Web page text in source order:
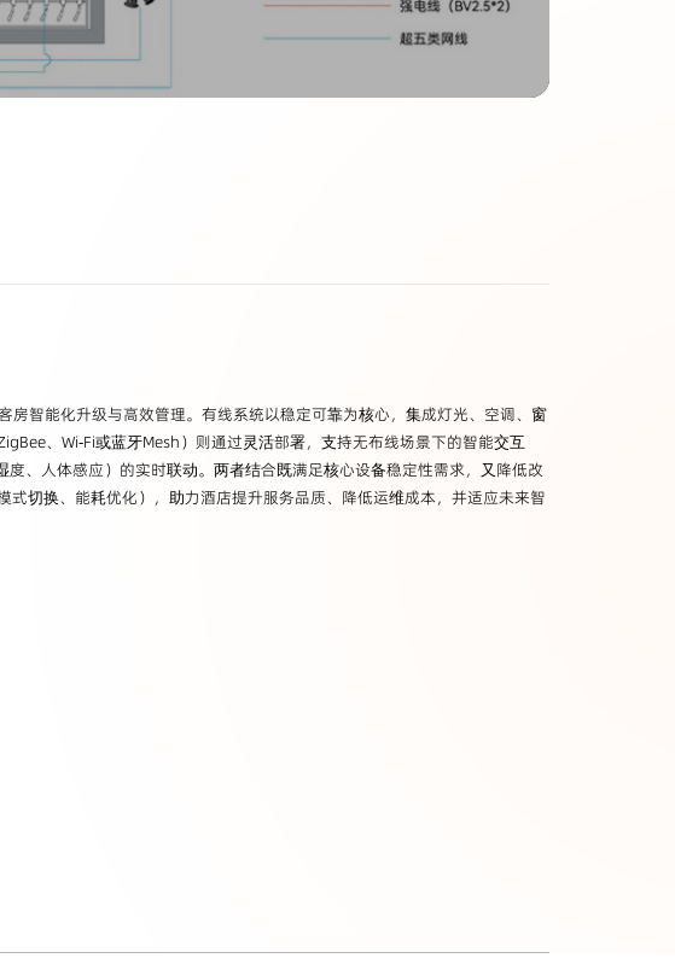
智能化升级与高效管理。‌有线系统‌以稳定可靠为核心，集成灯光、空调、窗
、Wi-Fi或蓝牙Mesh）则通过灵活部署，支持无布线场景下的智能交互
度、人体感应）的实时联动。两者结合既满足核心设备稳定性需求，又降低改
切换、能耗优化），助力酒店提升服务品质、降低运维成本，并适应未来智